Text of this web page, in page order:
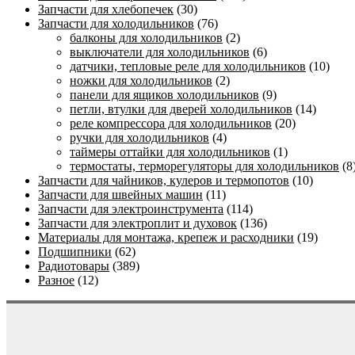
Запчасти для хлебопечек (30)
Запчасти для холодильников (76)
балконы для холодильников (2)
выключатели для холодильников (6)
датчики, тепловые реле для холодильников (10)
ножки для холодильников (2)
панели для ящиков холодильников (9)
петли, втулки для дверей холодильников (14)
реле компрессора для холодильников (20)
ручки для холодильников (4)
таймеры оттайки для холодильников (1)
термостаты, терморегуляторы для холодильников
Запчасти для чайников, кулеров и термопотов (10)
Запчасти для швейных машин (11)
Запчасти для электроинструмента (114)
Запчасти для электроплит и духовок (136)
Материалы для монтажа, крепеж и расходники (19)
Подшипники (62)
Радиотовары (389)
Разное (12)